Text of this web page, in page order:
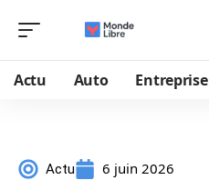
Actu Auto Entreprise
Actu 6 juin 2026